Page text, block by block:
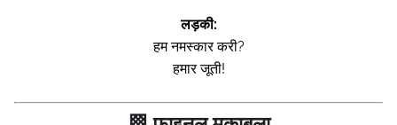
लड़की:
हम नमस्कार करी?
हमार जूती!